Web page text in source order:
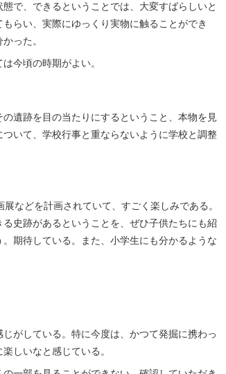
で、できるということでは、大変すばらしいと
らい、実際にゆっくり実物に触ることができ
った。
今頃の時期がよい。
遺跡を目の当たりにするということ、本物を見
いて、学校行事と重ならないように学校と調整
などを計画されていて、すごく楽しみである。
史跡があるということを、ぜひ子供たちにも紹
期待している。また、小学生にも分かるような
がしている。特に今度は、かつて発掘に携わっ
しいなと感じている。